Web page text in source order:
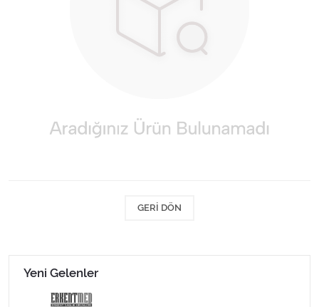
GERI DÖN
Yeni Gelenler